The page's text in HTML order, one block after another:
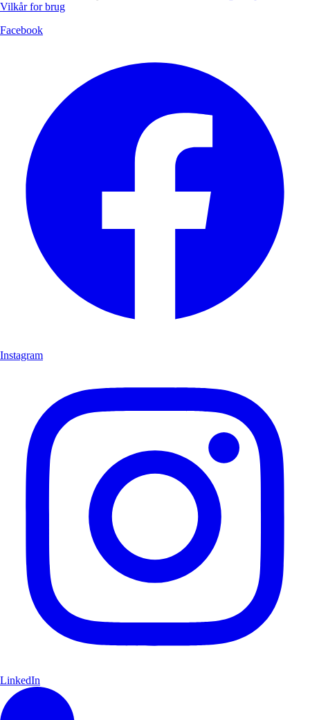
Vilkår for brug
Facebook
Instagram
LinkedIn